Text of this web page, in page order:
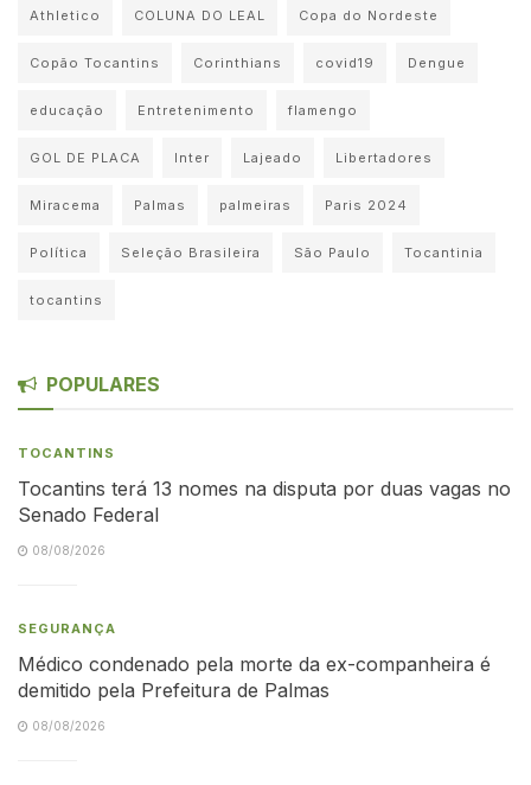
Athletico COLUNA DO LEAL Copa do Nordeste
Copão Tocantins Corinthians covid19 Dengue
educação Entretenimento flamengo
GOL DE PLACA Inter Lajeado Libertadores
Miracema Palmas palmeiras Paris 2024
Política Seleção Brasileira São Paulo Tocantinia
tocantins
POPULARES
TOCANTINS
Tocantins terá 13 nomes na disputa por duas vagas no
Senado Federal
08/08/2026
SEGURANÇA
Médico condenado pela morte da ex-companheira é
demitido pela Prefeitura de Palmas
08/08/2026